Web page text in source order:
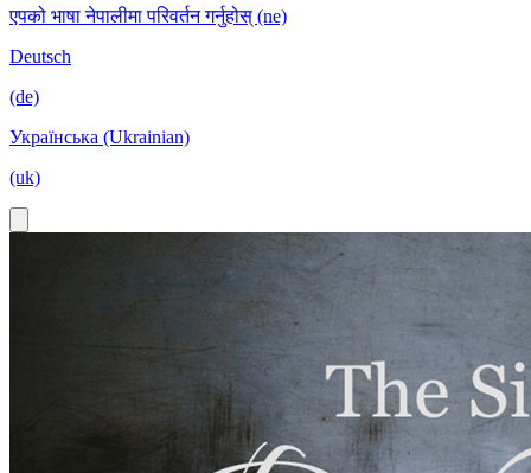
एपको भाषा नेपालीमा परिवर्तन गर्नुहोस् (ne)
Deutsch
(de)
Українська (Ukrainian)
(uk)